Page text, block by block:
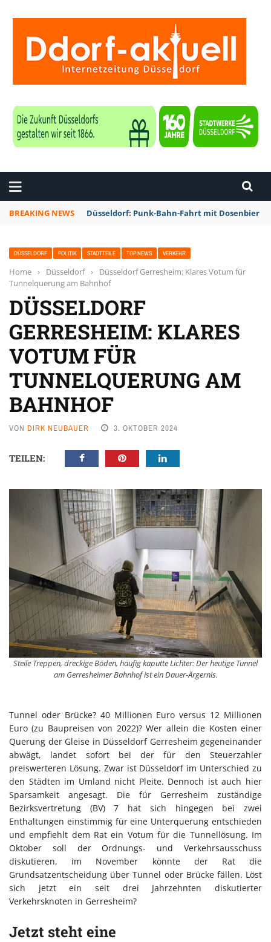
BREAKING NEWS Düsseldorf: Punk-Bahn-Fahrt mit Dosenbier
DÜSSELDORF POLITIK STADTTEILE TOP NEWS VERKEHR
Home › Düsseldorf ›
Düsseldorf Gerresheim: Klares Votum für
Tunnelquerung am Bahnhof
DÜSSELDORF
GERRESHEIM: KLARES
VOTUM FÜR
TUNNELQUERUNG AM
BAHNHOF
VON DIRK NEUBAUER 3. OKTOBER 2024
TEILEN:
Steile Treppen, dreckige Böden, häufig kaputte Lichter: Der heutige Tunnel
am Gerresheimer Bahnhof ist ein Dauer-Ärgernis.
Tunnel oder Brücke? 40 Millionen Euro versus 12 Millionen
Euro (zu Baupreisen von 2022)? Wer allein die Kosten einer
Querung der Gleise in Düsseldorf Gerresheim gegeneinander
abwägt, landet sofort bei der für den Steuerzahler
preiswerteren Lösung. Zwar ist Düsseldorf im Unterschied zu
den Städten im Umland nicht Pleite. Dennoch ist auch hier
Sparsamkeit angesagt. Die für Gerresheim zuständige
Bezirksvertretung (BV) 7 hat sich hingegen bei zwei
Enthaltungen einstimmig für eine Unterquerung entschieden
und empfiehlt dem Rat ein Votum für die Tunnellösung. Im
Oktober soll der Ordnungs- und Verkehrsausschuss
diskutieren, im November könnte der Rat die
Grundsatzentscheidung über Tunnel oder Brücke fällen. Löst
sich jetzt ein seit drei Jahrzehnten diskutierter
Verkehrsknoten in Gerresheim?
Jetzt steht eine